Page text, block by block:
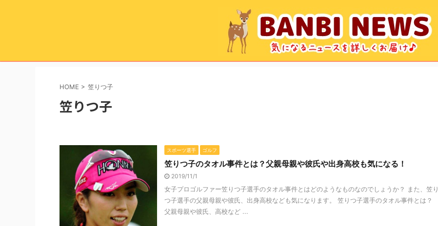
HOME > 笠りつ子
笠りつ子
スポーツ選手 ゴルフ
笠りつ子のタオル事件とは？父親母親や彼氏や出身高校も気になる！
2019/11/1
女子プロゴルファー笠りつ子選手のタオル事件とはどのようなものなのでしょうか？ また、笠り
つ子選手の父親母親や彼氏、出身高校なども気になります。 笠りつ子選手のタオル事件とは？
父親母親や彼氏、高校など ...